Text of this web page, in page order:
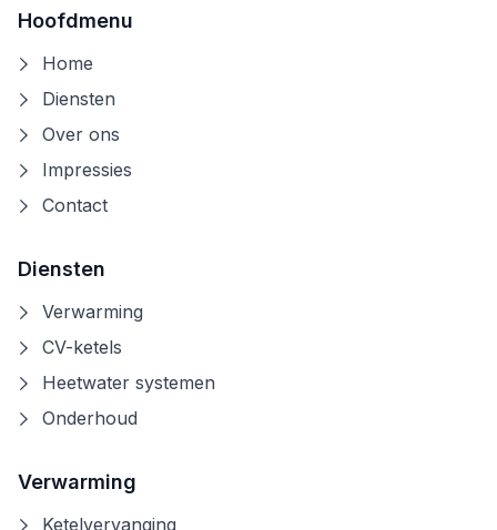
Hoofdmenu
Home
Diensten
Over ons
Impressies
Contact
Diensten
Verwarming
CV-ketels
Heetwater systemen
Onderhoud
Verwarming
Ketelvervanging